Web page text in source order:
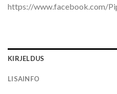
https://www.facebook.com/
KIRJELDUS
LISAINFO